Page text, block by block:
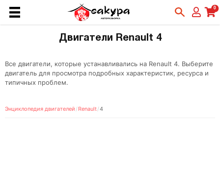
0
Двигатели Renault 4
Все двигатели, которые устанавливались на Renault 4. Выберите
двигатель для просмотра подробных характеристик, ресурса и
типичных проблем.
Энциклопедия двигателей / Renault/4